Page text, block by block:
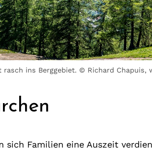
rasch ins Berggebiet. © Richard Chapuis,
sich Familien eine Auszeit